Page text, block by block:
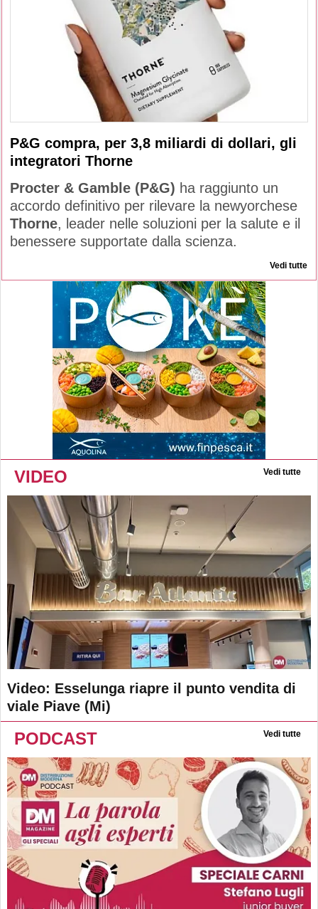
P&G compra, per 3,8 miliardi di dollari, gli
integratori Thorne
Procter & Gamble (P&G) ha raggiunto un
accordo definitivo per rilevare la newyorchese
Thorne, leader nelle soluzioni per la salute e il
benessere supportate dalla scienza.
Vedi tutte
VIDEO Vedi tutte
Video: Esselunga riapre il punto vendita di
viale Piave (Mi)
PODCAST Vedi tutte